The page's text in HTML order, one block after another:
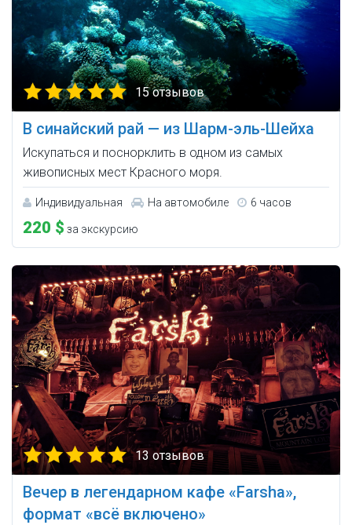
15 отзывов
В синайский рай — из Шарм-эль-Шейха
Искупаться и поснорклить в одном из самых
живописных мест Красного моря.
Индивидуальная На автомобиле 6 часов
220 $ за экскурсию
13 отзывов
Вечер в легендарном кафе «Farsha»,
формат «всё включено»